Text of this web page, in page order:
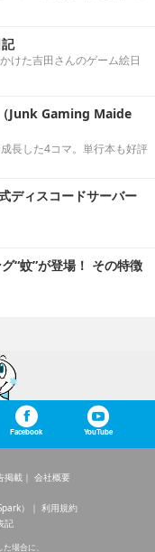
けた吉田さんのゲーム絵日
（Junk Gaming Maide
長した4コマ。単行本も好評
ディスコードサーバー
“蚊”が登場！ その特徴
Facebook YouTube
掲載
会社概要
）
利用規約
記
場合に、